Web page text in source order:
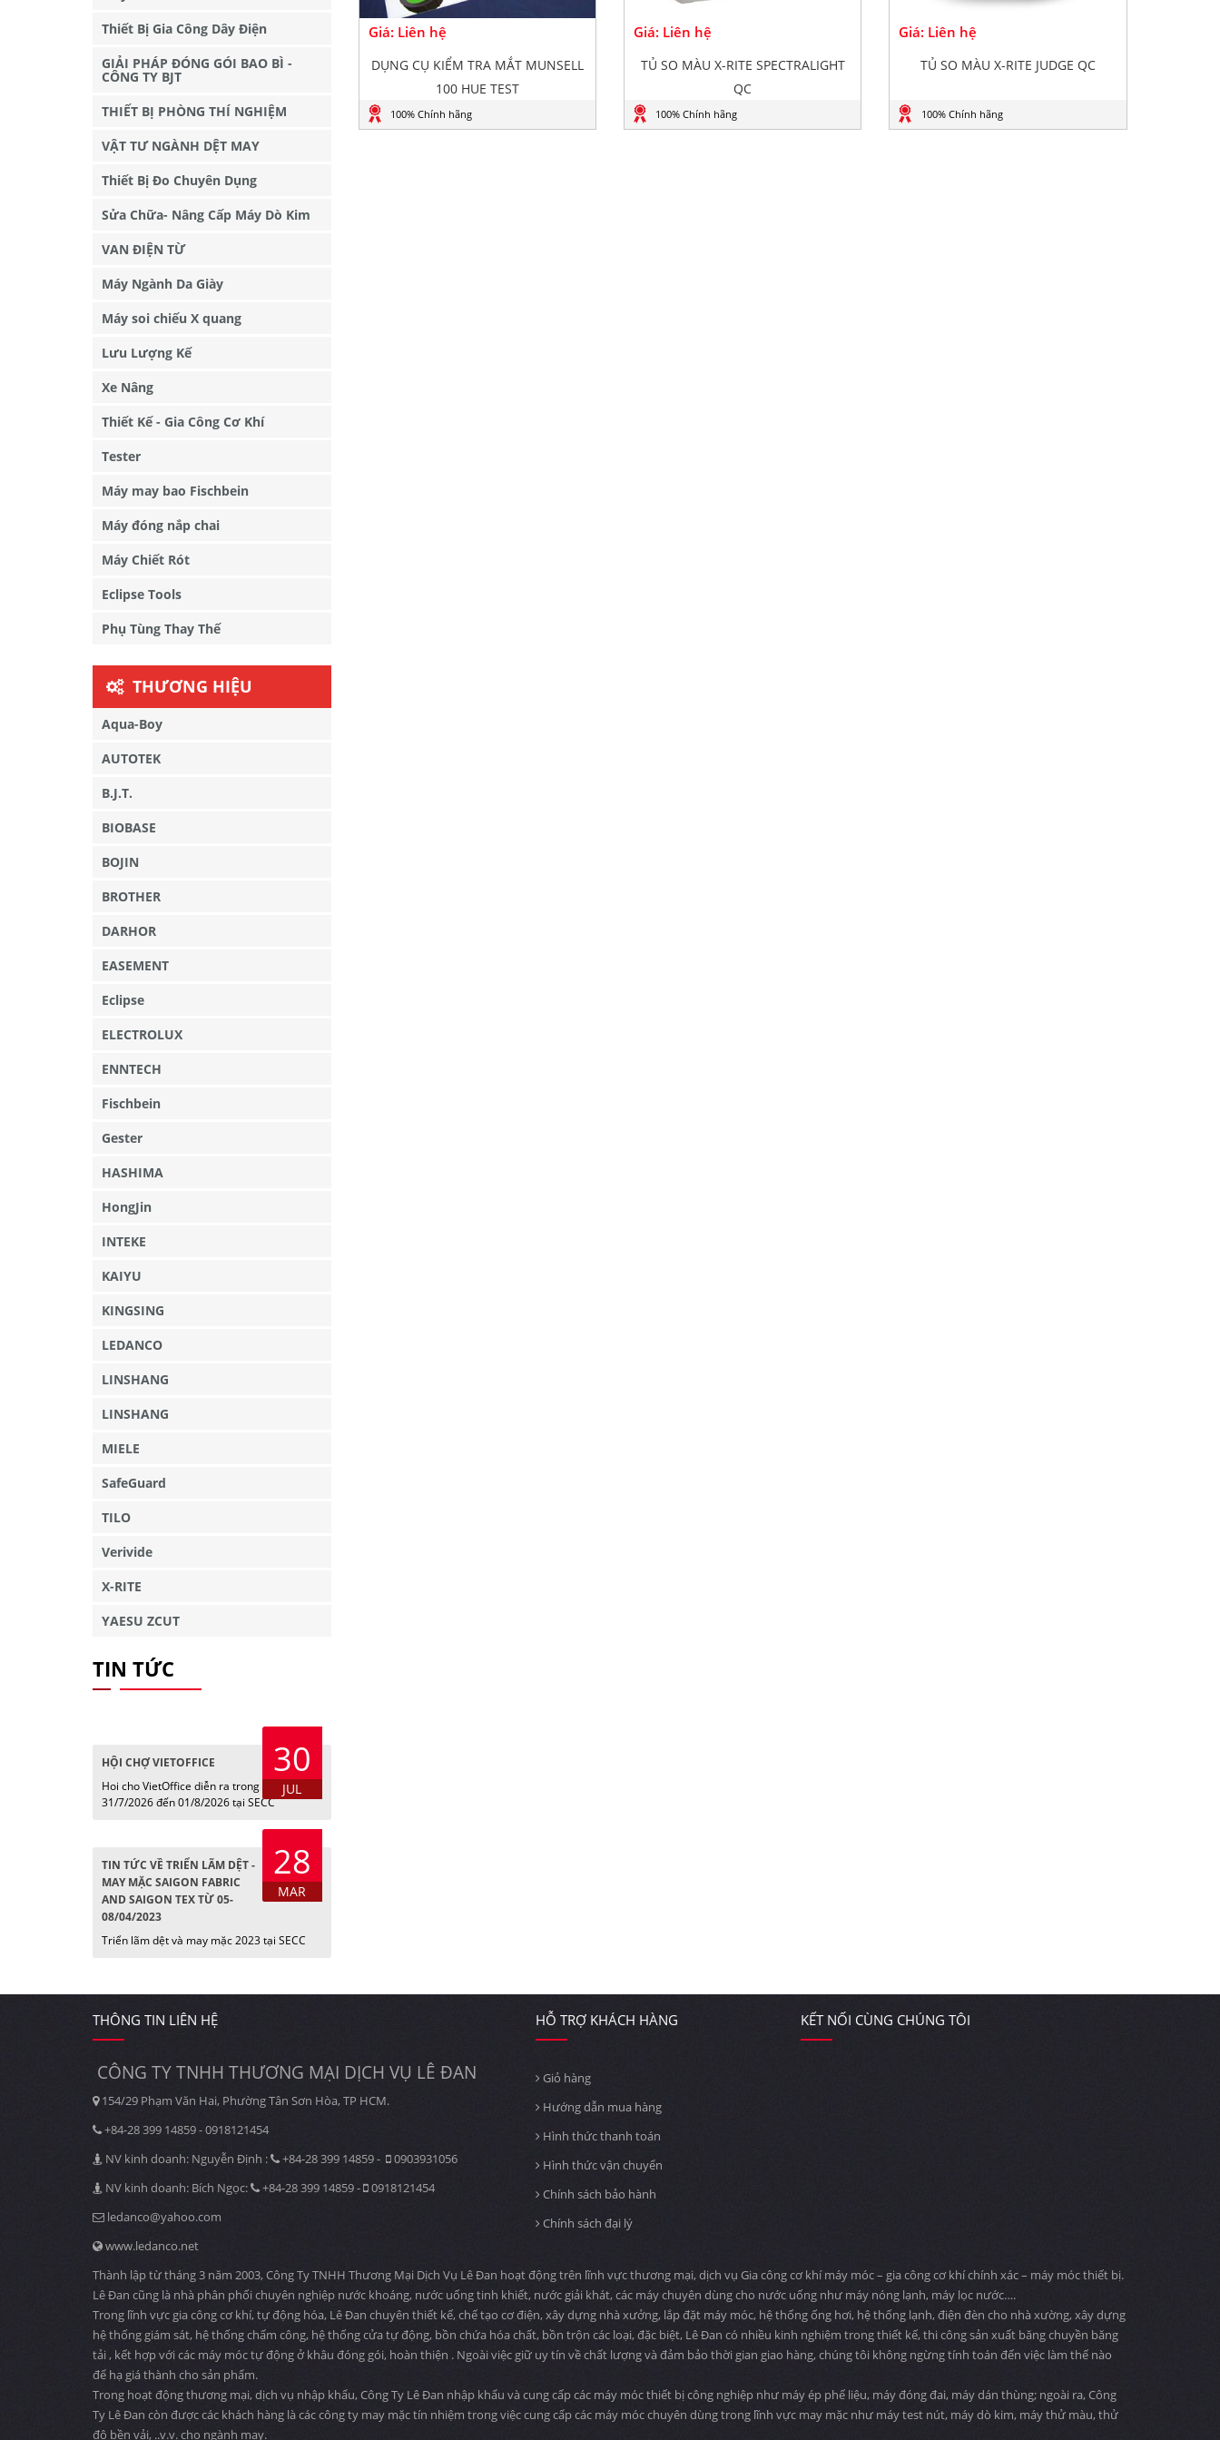
Giá: Liên hệ
DỤNG CỤ KIỂM TRA MẮT MUNSELL
100 HUE TEST
100% Chính hãng
Giá: Liên hệ
TỦ SO MÀU X-RITE SPECTRALIGHT
QC
100% Chính hãng
Giá: Liên hệ
TỦ SO MÀU X-RITE JUDGE QC
100% Chính hãng
Thiết Bị Gia Công Dây Điện
GIẢI PHÁP ĐÓNG GÓI BAO BÌ -
CÔNG TY BJT
THIẾT BỊ PHÒNG THÍ NGHIỆM
VẬT TƯ NGÀNH DỆT MAY
Thiết Bị Đo Chuyên Dụng
Sửa Chữa- Nâng Cấp Máy Dò Kim
VAN ĐIỆN TỪ
Máy Ngành Da Giày
Máy soi chiếu X quang
Lưu Lượng Kế
Xe Nâng
Thiết Kế - Gia Công Cơ Khí
Tester
Máy may bao Fischbein
Máy đóng nắp chai
Máy Chiết Rót
Eclipse Tools
Phụ Tùng Thay Thế
THƯƠNG HIỆU
Aqua-Boy
AUTOTEK
B.J.T.
BIOBASE
BOJIN
BROTHER
DARHOR
EASEMENT
Eclipse
ELECTROLUX
ENNTECH
Fischbein
Gester
HASHIMA
HongJin
INTEKE
KAIYU
KINGSING
LEDANCO
LINSHANG
LINSHANG
MIELE
SafeGuard
TILO
Verivide
X-RITE
YAESU ZCUT
TIN TỨC
30
JUL
HỘI CHỢ VIETOFFICE
Hoi cho VietOffice diễn ra trong các ngày
31/7/2026 đến 01/8/2026 tại SECC
28
MAR
TIN TỨC VỀ TRIỂN LÃM DỆT -
MAY MẶC SAIGON FABRIC
AND SAIGON TEX TỪ 05-
08/04/2023
Triển lãm dệt và may mặc 2023 tại SECC
THÔNG TIN LIÊN HỆ
CÔNG TY TNHH THƯƠNG MẠI DỊCH VỤ LÊ ĐAN
154/29 Phạm Văn Hai, Phường Tân Sơn Hòa, TP HCM.
+84-28 399 14859 - 0918121454
NV kinh doanh: Nguyễn Định :
+84-28 399 14859 -
0903931056
NV kinh doanh: Bích Ngọc:
+84-28 399 14859 -
0918121454
ledanco@yahoo.com
www.ledanco.net
HỖ TRỢ KHÁCH HÀNG
Giỏ hàng
Hướng dẫn mua hàng
Hình thức thanh toán
Hình thức vận chuyển
Chính sách bảo hành
Chính sách đại lý
KẾT NỐI CÙNG CHÚNG TÔI
Thành lập từ tháng 3 năm 2003, Công Ty TNHH Thương Mại Dịch Vụ Lê Đan hoạt động trên lĩnh vực thương mại, dịch vụ Gia công cơ khí máy móc – gia công cơ khí chính xác – máy móc thiết bị.
Lê Đan cũng là nhà phân phối chuyên nghiệp nước khoáng, nước uống tinh khiết, nước giải khát, các máy chuyên dùng cho nước uống như máy nóng lạnh, máy lọc nước….
Trong lĩnh vực gia công cơ khí, tự động hóa, Lê Đan chuyên thiết kế, chế tạo cơ điện, xây dựng nhà xưởng, lắp đặt máy móc, hệ thống ống hơi, hệ thống lạnh, điện đèn cho nhà xường, xây dựng
hệ thống giám sát, hệ thống chấm công, hệ thống cửa tự động, bồn chứa hóa chất, bồn trộn các loại, đặc biệt, Lê Đan có nhiều kinh nghiệm trong thiết kế, thi công sản xuất băng chuyền băng
tải , kết hợp với các máy móc tự động ở khâu đóng gói, hoàn thiện . Ngoài việc giữ uy tín về chất lượng và đảm bảo thời gian giao hàng, chúng tôi không ngừng tính toán đến việc làm thế nào
để hạ giá thành cho sản phẩm.
Trong hoạt động thương mại, dịch vụ nhập khẩu, Công Ty Lê Đan nhập khẩu và cung cấp các máy móc thiết bị công nghiệp như máy ép phế liệu, máy đóng đai, máy dán thùng; ngoài ra, Công
Ty Lê Đan còn được các khách hàng là các công ty may mặc tín nhiệm trong việc cung cấp các máy móc chuyên dùng trong lĩnh vực may mặc như máy test nút, máy dò kim, máy thử màu, thử
độ bền vải, ..v.v. cho ngành may.